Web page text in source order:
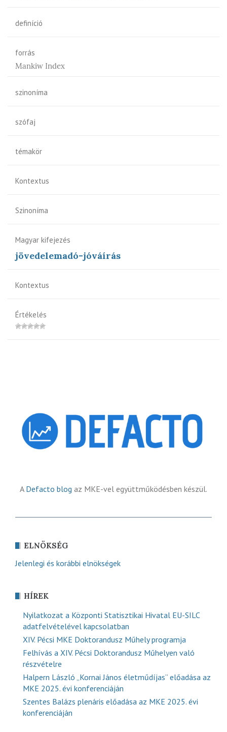
definíció
forrás
Mankiw Index
szinoníma
szófaj
témakör
Kontextus
Szinoníma
Magyar kifejezés
jövedelemadó-jóváírás
Kontextus
Értékelés
A Defacto blog az MKE-vel együttműködésben készül.
ELNÖKSÉG
Jelenlegi és korábbi elnökségek
HÍREK
Nyilatkozat a Központi Statisztikai Hivatal EU-SILC
adatfelvételével kapcsolatban
XIV. Pécsi MKE Doktorandusz Műhely programja
Felhívás a XIV. Pécsi Doktorandusz Műhelyen való
részvételre
Halpern László „Kornai János életműdíjas” előadása az
MKE 2025. évi konferenciáján
Szentes Balázs plenáris előadása az MKE 2025. évi
konferenciáján